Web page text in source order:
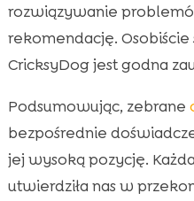
rozwiązywanie
rekomendację.
CricksyDog jest godna
Podsumowując, zebrane
bezpośrednie
jej wysoką pozycję.
utwierdziła nas w